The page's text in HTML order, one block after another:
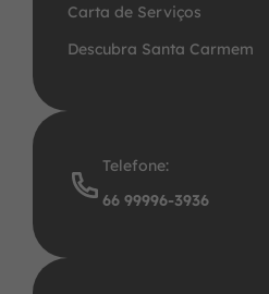
Carta de Serviços
Descubra Santa Carmem
Telefone:
66 99996-3936